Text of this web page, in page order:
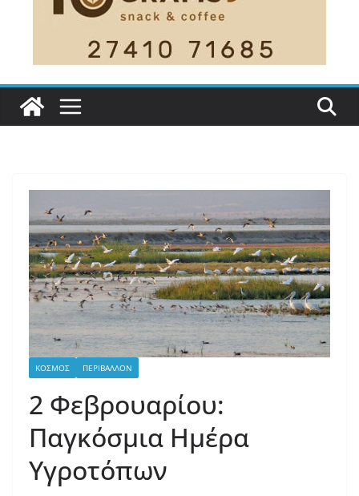
ΚΟΣΜΟΣ ΠΕΡΙΒΑΛΛΟΝ
2 Φεβρουαρίου:
Παγκόσμια Ημέρα
Υγροτόπων